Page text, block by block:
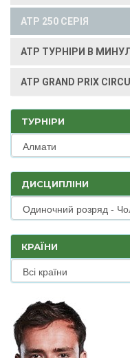
ATP 250 СЕРІЯ
ATP ТУРНІРИ В
ATP GRAND PRIX
ТУРНІРИ
ДИСЦИПЛІНИ
КРАЇНИ